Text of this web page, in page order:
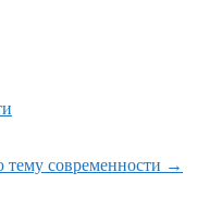
современности →